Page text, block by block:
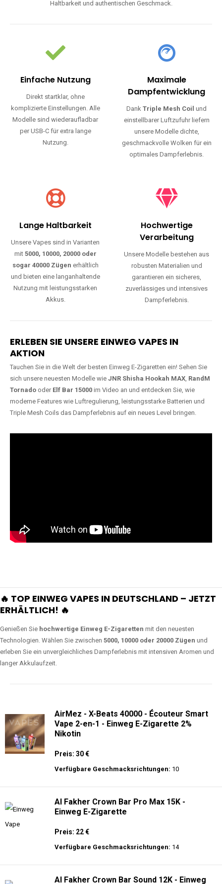
Haltbarkeit und authentischen Geschmack.
Einfache Nutzung
Direkt startklar, ohne
komplizierte Einstellungen. Alle
Modelle sind wiederaufladbar
per USB-C für extra lange
Nutzung.
Maximale
Dampfentwicklung
DankTriple Mesh Coil und
einstellbarer Luftzufuhr liefern
unsere Modelle dichte,
geschmackvolle Wolken für ein
optimales Dampferlebnis.
Lange Haltbarkeit
Unsere Vapes sind in Varianten
mit 5000, 10000, 20000 oder
sogar 40000 Zügen erhältlich
und bieten eine langanhaltende
Nutzung mit leistungsstarken
Akkus.
Hochwertige
Verarbeitung
Unsere Modelle bestehen aus
robusten Materialien und
garantieren ein sicheres,
zuverlässiges und intensives
Dampferlebnis.
ERLEBEN SIE UNSERE EINWEG VAPES IN
AKTION
Tauchen Sie in die Welt der besten Einweg E-Zigaretten ein! Sehen Sie
sich unsere neuesten Modelle wie JNR Shisha Hookah MAX, RandM
Tornado oder Elf Bar 15000 im Video an und entdecken Sie, wie
moderne Features wie Luftregulierung, leistungsstarke Batterien und
Triple Mesh Coils das Dampferlebnis auf ein neues Level bringen.
🔥 TOP EINWEG VAPES IN DEUTSCHLAND – JETZT
ERHÄLTLICH! 🔥
Genießen Sie hochwertige Einweg E-Zigaretten mit den neuesten
Technologien. Wählen Sie zwischen 5000, 10000 oder 20000 Zügen und
erleben Sie ein unvergleichliches Dampferlebnis mit intensiven Aromen und
langer Akkulaufzeit.
AirMez - X-Beats 40000 - Écouteur Smart
Vape 2-en-1 - Einweg E-Zigarette 2%
Nikotin
Preis: 30 €
Verfügbare Geschmacksrichtungen: 10
Al Fakher Crown Bar Pro Max 15K -
Einweg E-Zigarette
Preis: 22 €
Verfügbare Geschmacksrichtungen: 14
Al Fakher Crown Bar Sound 12K - Einweg